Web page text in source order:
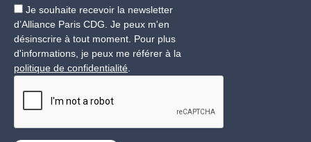
Je souhaite recevoir la newsletter
d’Alliance Paris CDG. Je peux m'en
désinscrire à tout moment. Pour plus
d'informations, je peux me référer à la
politique de confidentialité